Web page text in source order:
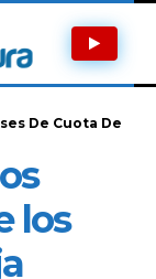
De Cuota De
los